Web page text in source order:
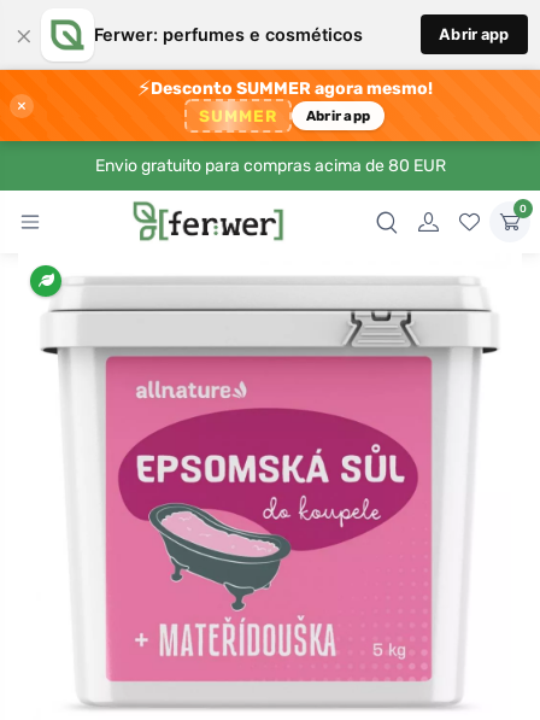
× Ferwer: perfumes e cosméticos Abrir app
×
⚡Desconto SUMMER agora mesmo!
SUMMER Abrir app
Envio gratuito para compras acima de 80 EUR
0